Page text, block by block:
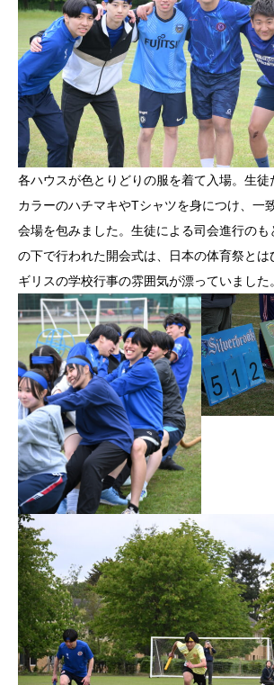
各ハウスが色とりどりの服を着て入場。生徒
カラーのハチマキやTシャツを身につけ、一
会場を包みました。生徒による司会進行の
の下で行われた開会式は、日本の体育祭とは
ギリスの学校行事の雰囲気が漂っていました。